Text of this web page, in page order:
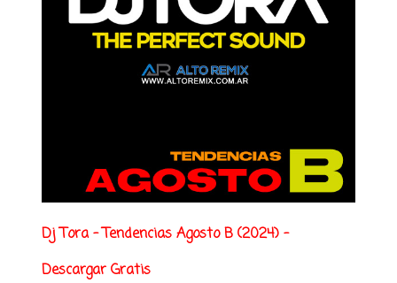
Dj Tora - Tendencias Agosto B (2024) -
Descargar Gratis